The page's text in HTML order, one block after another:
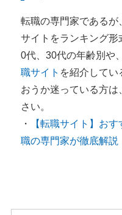
転職の専門家である
サイトをランキング
0代、30代の年齢別や
職サイト を紹介してい
おうか迷っている方
さい。
・
【転職サイト】お
職の専門家が徹底解説